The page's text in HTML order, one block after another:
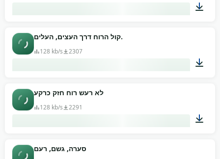
קול הרוח דרך העצים, העלים.
128 kb/s 2307
לא רעש רוח חזק כרקע
128 kb/s 2291
סערה, גשם, רעם